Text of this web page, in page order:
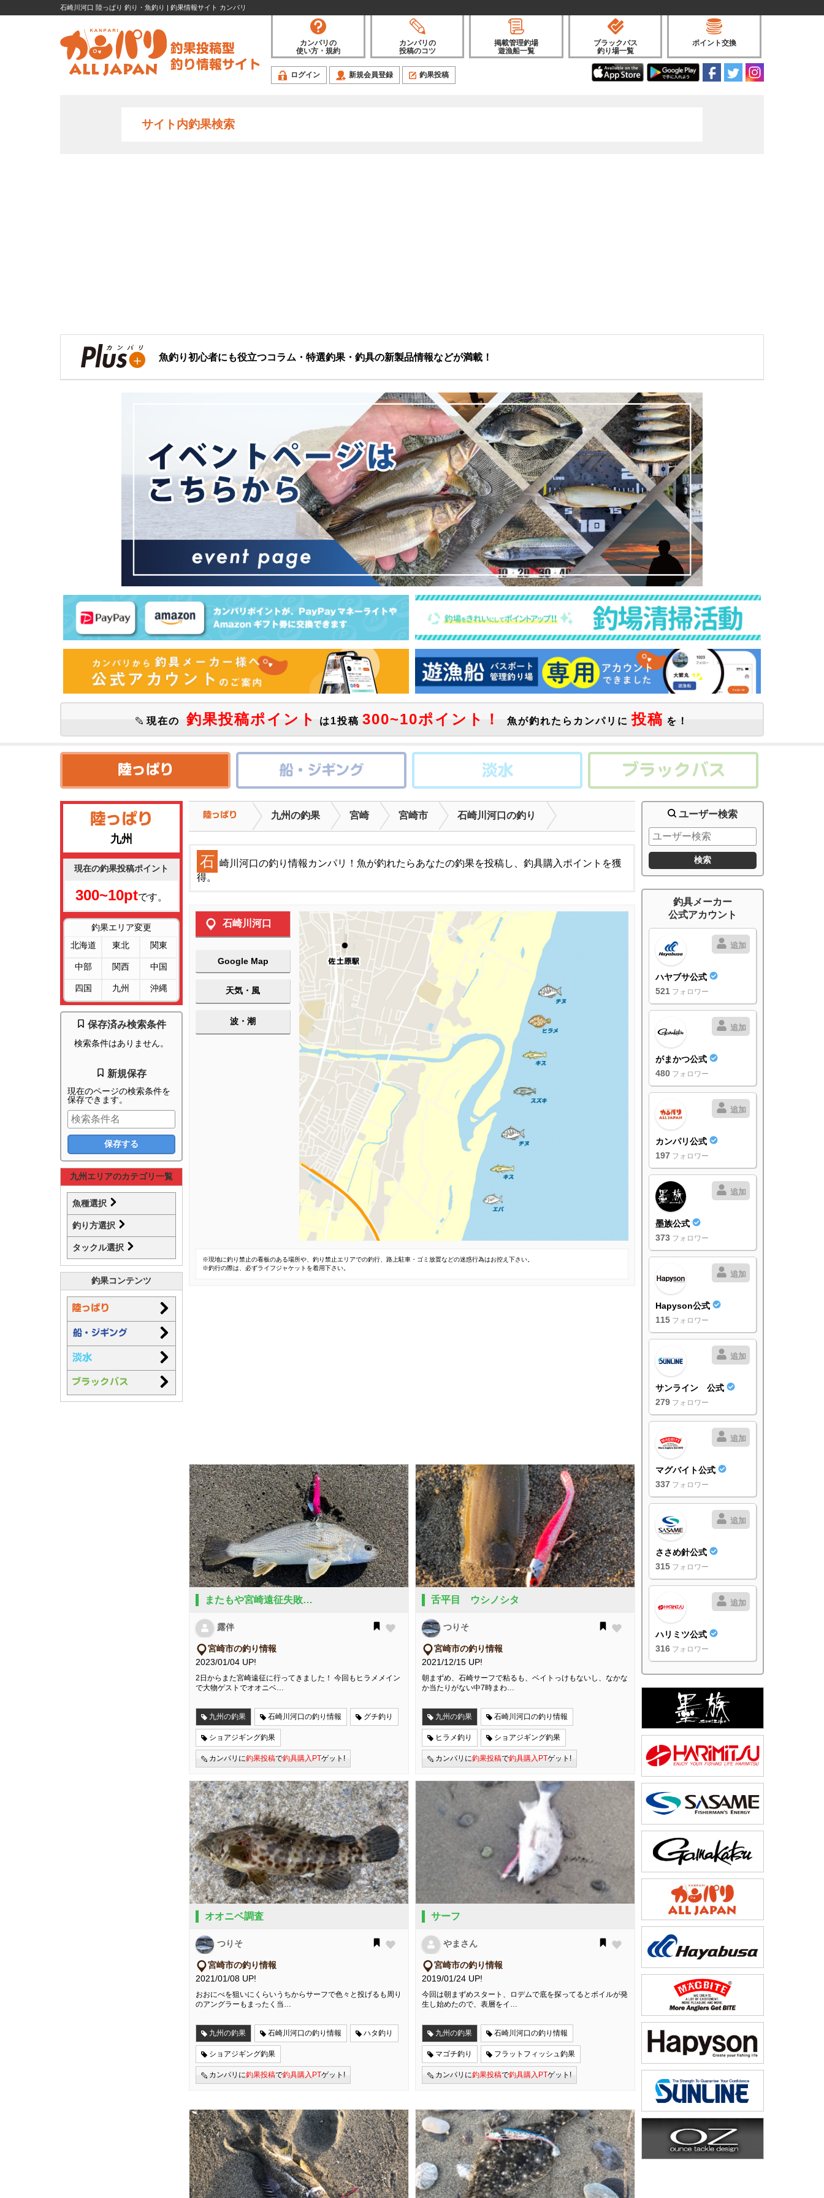
石崎川河口 陸っぱり 釣り・魚釣り | 釣果情報サイト カンパリ
カンパリの
使い方・規約
カンパリの
投稿のコツ
掲載管理釣場
遊漁船一覧
ブラックバス
釣り場一覧
ポイント交換
ログイン 新規会員登録 釣果投稿
サイト内釣果検索
魚釣り初心者にも役立つコラム・特選釣果・釣具の新製品情報などが満載！
現在の 釣果投稿ポイント は1投稿 300~10ポイント！ 魚が釣れたらカンパリに 投稿 を！
九州
現在の釣果投稿ポイント
300~10ptです。
釣果エリア変更
北海道
東北 関東
中部 関西 中国
四国 九州 沖縄
保存済み検索条件
検索条件はありません。
新規保存
現在のページの検索条件を
保存できます。
九州エリアのカテゴリ一覧
魚種選択
釣り方選択
タックル選択
釣果コンテンツ
九州の釣果 宮崎 宮崎市 石崎川河口の釣り
石 崎川河口の釣り情報カンパリ！魚が釣れたらあなたの釣果を投稿し、釣具購入ポイントを獲
得。
石崎川河口
Google Map
天気・風
波・潮
※現地に釣り禁止の看板のある場所や、釣り禁止エリアでの釣行、路上駐車・ゴミ放置などの迷惑行為はお控え下さい。
※釣行の際は、必ずライフジャケットを着用下さい。
またもや宮崎遠征失敗…
露伴
宮崎市の釣り情報
2023/01/04 UP!
2日からまた宮崎遠征に行ってきました！ 今回もヒラメメイン
で大物ゲストでオオニベ…
九州の釣果 石崎川河口の釣り情報 グチ釣り
ショアジギング釣果
カンパリに釣果投稿で釣具購入PTゲット!
舌平目 ウシノシタ
つりそ
宮崎市の釣り情報
2021/12/15 UP!
朝まずめ、石崎サーフで粘るも、ベイトっけもないし、なかな
か当たりがない中7時まわ…
九州の釣果 石崎川河口の釣り情報
ヒラメ釣り ショアジギング釣果
カンパリに釣果投稿で釣具購入PTゲット!
オオニベ調査
つりそ
宮崎市の釣り情報
2021/01/08 UP!
おおにべを狙いにくらいうちからサーフで色々と投げるも周り
のアングラーもまったく当…
九州の釣果 石崎川河口の釣り情報 ハタ釣り
ショアジギング釣果
カンパリに釣果投稿で釣具購入PTゲット!
サーフ
やまさん
宮崎市の釣り情報
2019/01/24 UP!
今回は朝まずめスタート、ロデムで底を探ってるとボイルが発
生し始めたので、表層をイ…
九州の釣果 石崎川河口の釣り情報
マゴチ釣り フラットフィッシュ釣果
カンパリに釣果投稿で釣具購入PTゲット!
ユーザー検索
釣具メーカー
公式アカウント
追加
ハヤブサ公式
521 フォロワー
追加
がまかつ公式
480 フォロワー
追加
カンパリ公式
197 フォロワー
追加
墨族公式
373 フォロワー
追加
Hapyson公式
115 フォロワー
追加
サンライン 公式
279 フォロワー
追加
マグバイト公式
337 フォロワー
追加
ささめ針公式
315 フォロワー
追加
ハリミツ公式
316 フォロワー